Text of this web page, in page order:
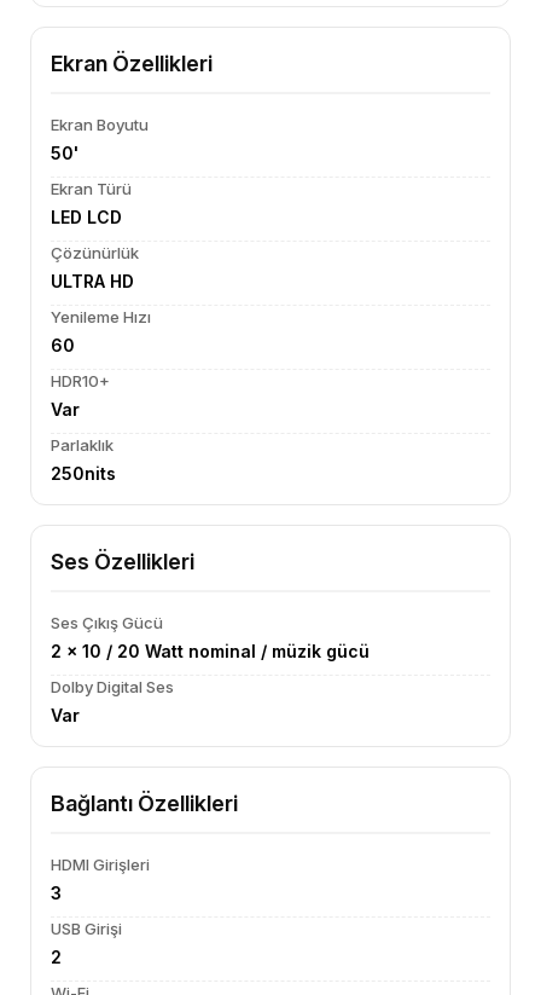
Ekran Özellikleri
Ekran Boyutu
50'
Ekran Türü
LED LCD
Çözünürlük
ULTRA HD
Yenileme Hızı
60
HDR10+
Var
Parlaklık
250nits
Ses Özellikleri
Ses Çıkış Gücü
2 x 10 / 20 Watt nominal / müzik gücü
Dolby Digital Ses
Var
Bağlantı Özellikleri
HDMI Girişleri
3
USB Girişi
2